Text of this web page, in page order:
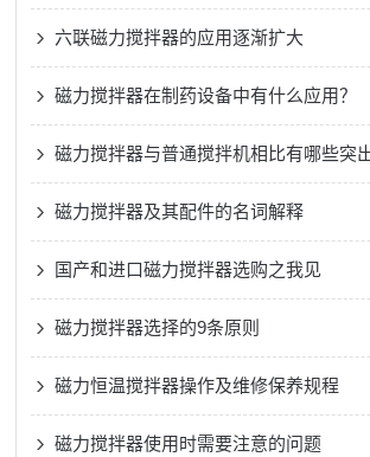
六联磁力搅拌器的应用逐渐扩大
磁力搅拌器在制药设备中有什么应用？
磁力搅拌器与普通搅拌机相比有哪些突
磁力搅拌器及其配件的名词解释
国产和进口磁力搅拌器选购之我见
磁力搅拌器选择的9条原则
磁力恒温搅拌器操作及维修保养规程
磁力搅拌器使用时需要注意的问题